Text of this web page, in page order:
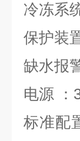
冷冻系
保护装
缺水报
电源 ：
标准配